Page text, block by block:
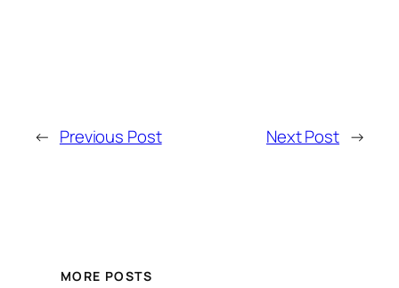
← Previous Post Next Post →
MORE POSTS